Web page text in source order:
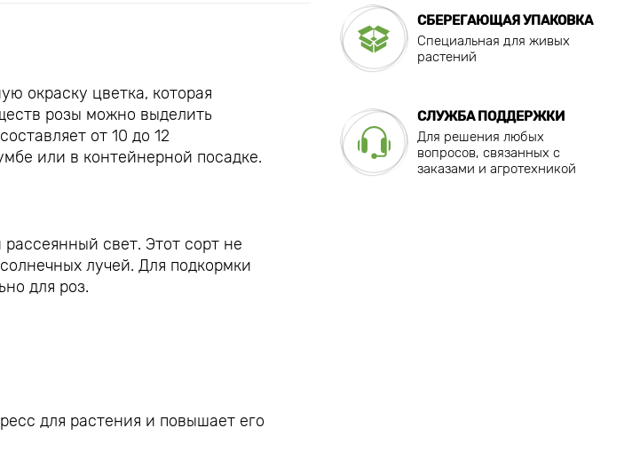
окраску цветка, которая
розы можно выделить
от 10 до 12
или в контейнерной посадке.
свет. Этот сорт не
лучей. Для подкормки
для роз.
для растения и повышает его
СБЕРЕГАЮЩАЯ УПАКОВКА
Специальная для живых
растений
СЛУЖБА ПОДДЕРЖКИ
Для решения любых
вопросов, связанных с
заказами и агротехникой